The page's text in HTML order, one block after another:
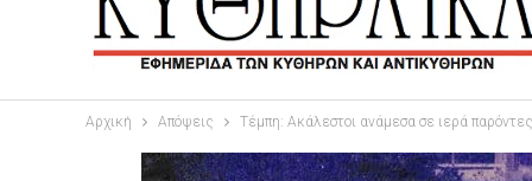
Αρχική Απόψεις Τέμπη: Ακάλεστοι ανάμεσα σε ιερά παρόντες